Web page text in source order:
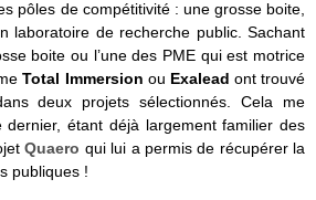
pôles de compétitivité : une grosse boite,
laboratoire de recherche public. Sachant
boite ou l’une des PME qui est motrice
Total Immersion ou Exalead ont trouvé
deux projets sélectionnés. Cela me
étant déjà largement familier des
Quaero qui lui a permis de récupérer la
publiques !